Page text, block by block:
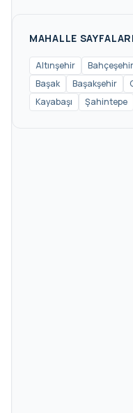
MAHALLE SAYFALARI
Altınşehir Bahçeşehir
Başak
Başakşehir
Kayabaşı
Şahintepe